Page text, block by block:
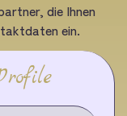
die Ihnen
ein.